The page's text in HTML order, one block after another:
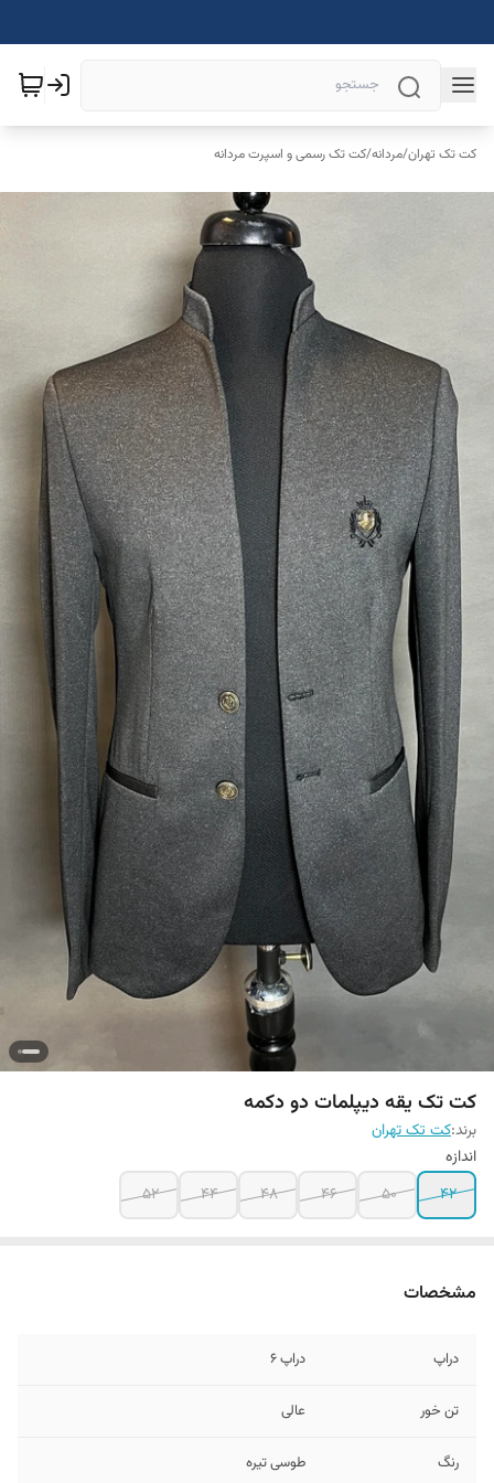
کت تک تهران/مردانه/کت تک رسمی و اسپرت مردانه
کت تک یقه دیپلمات دو دکمه
برند:کت تک تهران
اندازه
۴۲
۵۰ ۴۶ ۴۸ ۴۴ ۵۲
مشخصات
دراپ دراپ ۶
تن خور عالی
رنگ طوسی تیره